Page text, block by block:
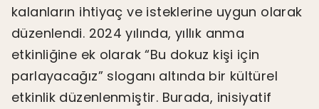
kalanların ihtiyaç ve isteklerine uygun olarak
düzenlendi. 2024 yılında, yıllık anma
etkinliğine ek olarak “Bu dokuz kişi için
parlayacağız” sloganı altında bir kültürel
etkinlik düzenlenmiştir. Burada, inisiyatif